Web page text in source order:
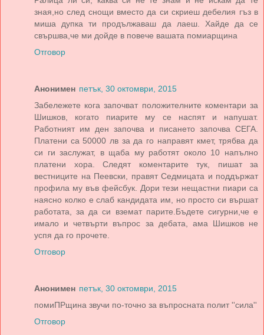
зная,но след снощи вместо да си скриеш дебелия гъз в
миша дупка ти продължаваш да лаеш. Хайде да се
свършва,че ми дойде в повече вашата помиарщина
Отговор
Анонимен петък, 30 октомври, 2015
Забележете кога започват положителните коментари за
Шишков, когато пиарите му се наспят и напушат.
Работният им ден започва и писането започва СЕГА.
Платени са 50000 лв за да го направят кмет, трябва да
си ги заслужат, в щаба му работят около 10 напълно
платени хора. Следят коментарите тук, пишат за
вестниците на Пеевски, правят Седмицата и поддържат
профила му във фейсбук. Дори тези нещастни пиари са
наясно колко е слаб кандидата им, но просто си вършат
работата, за да си вземат парите.Бъдете сигурни,че е
имало и четвърти въпрос за дебата, ама Шишков не
успя да го прочете.
Отговор
Анонимен петък, 30 октомври, 2015
помиПРщина звучи по-точно за въпросната полит ''сила''
Отговор